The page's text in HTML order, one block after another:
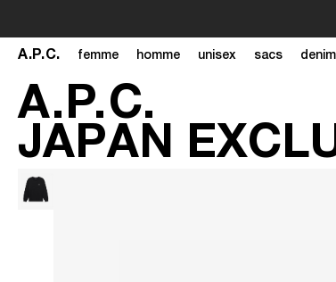
A.P.C. femme homme unisex sacs denim
A.P.C.
JAPAN